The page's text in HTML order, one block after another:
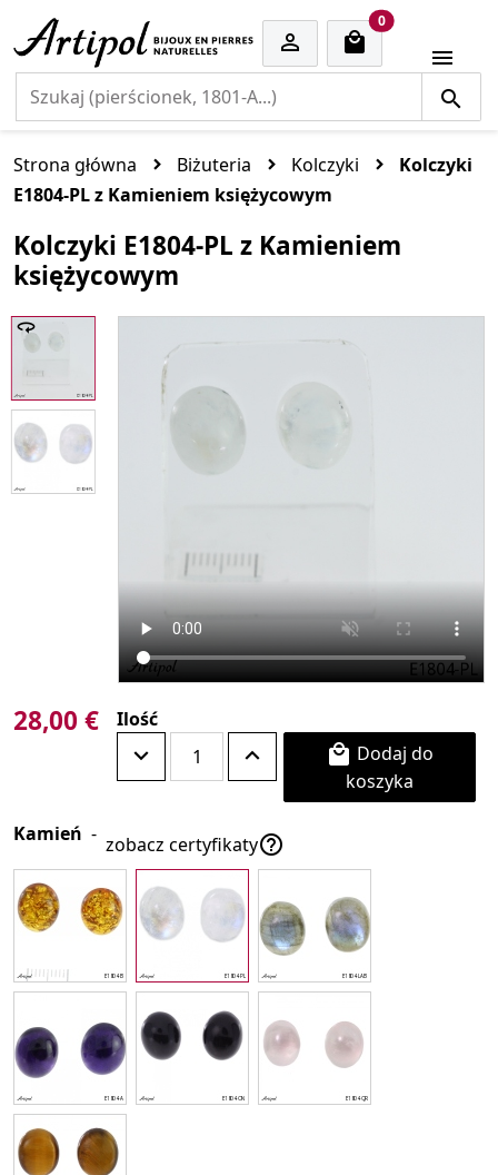

0cart items

Strona główna Biżuteria Kolczyki
Kolczyki
E1804-PL z Kamieniem księżycowym
Kolczyki E1804-PL z Kamieniem
księżycowym
28,00 € Ilość

koszyka
Kamień - zobacz certyfikaty